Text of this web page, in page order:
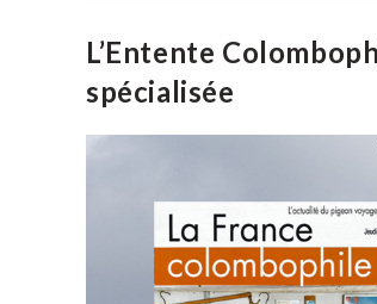
L’Entente
spécialisée